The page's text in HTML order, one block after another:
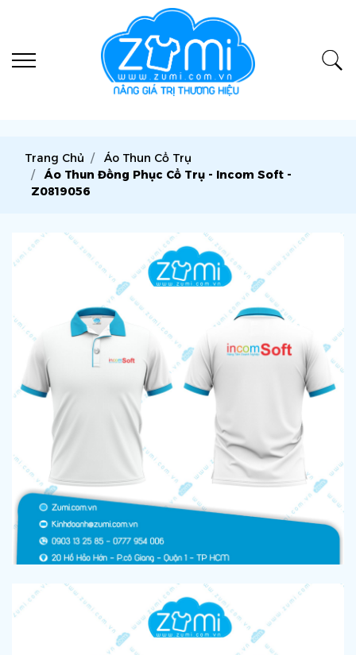
Trang Chủ
Áo Thun Cổ Trụ
Áo Thun Đồng Phục Cổ Trụ - Incom Soft -
Z0819056